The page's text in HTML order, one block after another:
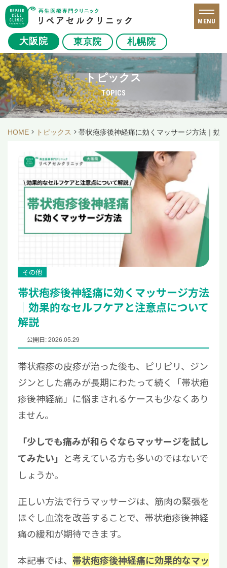
大阪院 東京院 札幌院
MENU
トピックス
TOPICS
HOME トピックス 帯状疱疹後神経痛に効くマッサージ方法｜効
その他
帯状疱疹後神経痛に効くマッサージ方法
｜効果的なセルフケアと注意点について
解説
公開日: 2026.05.29
帯状疱疹の皮疹が治った後も、ピリピリ、ジン
ジンとした痛みが長期にわたって続く「帯状疱
疹後神経痛」に悩まされるケースも少なくあり
ません。
「少しでも痛みが和らぐならマッサージを試し
てみたい」 と考えている方も多いのではないで
しょうか。
正しい方法で行うマッサージは、筋肉の緊張を
ほぐし血流を改善することで、帯状疱疹後神経
痛の緩和が期待できます。
本記事では、 帯状疱疹後神経痛に効果的なマッ